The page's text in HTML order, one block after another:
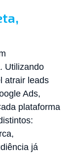
Utilizando
atrair leads
Ads,
plataforma
já